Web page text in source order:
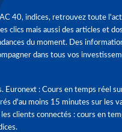
40, indices, retrouvez toute
clics mais aussi des articles et
du moment. Des
dans tous vos
Euronext : Cours en temps réel
d'au moins 15 minutes sur les
clients connectés : cours en